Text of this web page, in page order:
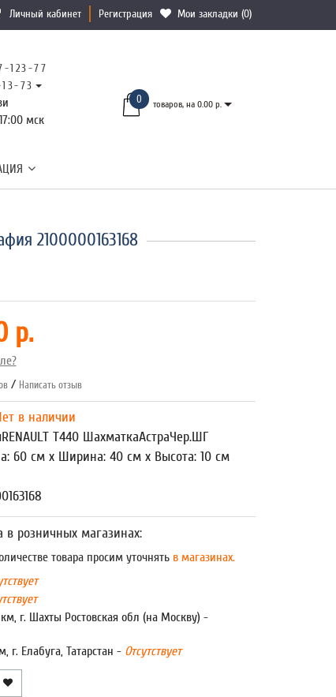
Личный кабинет Регистрация Мои закладки (0)
123-77
73
мск
0 товаров, на 0.00 р.
2100000163168
р.
/ Написать отзыв
в наличии
T440 ШахматкаАстраЧер.ШГ
60 см x Ширина: 40 см x Высота: 10 см
в розничных магазинах:
товара просим уточнятьв магазинах.
г. Шахты Ростовская обл (на Москву) -
г. Елабуга, Татарстан - Отсутствует